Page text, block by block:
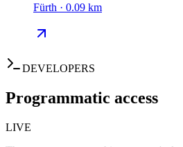
Fürth · 0.09 km
DEVELOPERS
Programmatic access
LIVE